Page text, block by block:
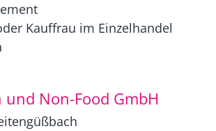
Kauffrau im Einzelhandel
und Non-Food GmbH